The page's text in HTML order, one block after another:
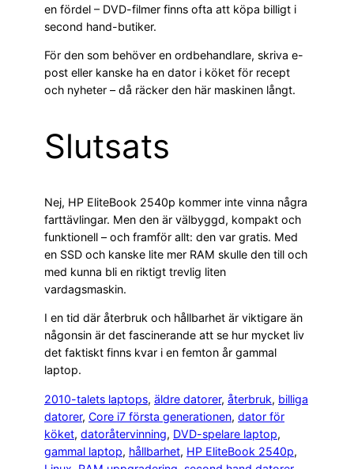
en fördel – DVD-filmer finns ofta att köpa billigt i
second hand-butiker.
För den som behöver en ordbehandlare, skriva e-
post eller kanske ha en dator i köket för recept
och nyheter – då räcker den här maskinen långt.
Slutsats
Nej, HP EliteBook 2540p kommer inte vinna några
farttävlingar. Men den är välbyggd, kompakt och
funktionell – och framför allt: den var gratis. Med
en SSD och kanske lite mer RAM skulle den till och
med kunna bli en riktigt trevlig liten
vardagsmaskin.
I en tid där återbruk och hållbarhet är viktigare än
någonsin är det fascinerande att se hur mycket liv
det faktiskt finns kvar i en femton år gammal
laptop.
2010-talets laptops, äldre datorer, återbruk, billiga
datorer, Core i7 första generationen, dator för
köket, datoråtervinning, DVD-spelare laptop
gammal laptop, hållbarhet, HP EliteBook 2540p